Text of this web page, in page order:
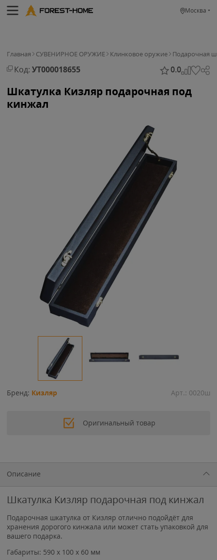
Москва
Главная СУВЕНИРНОЕ ОРУЖИЕ Клинковое оружие Подарочная
Код: УТ000018655 0.0
Шкатулка Кизляр подарочная под
кинжал
Бренд: Кизляр Арт.: 0020ш
Оригинальный товар
Описание
Шкатулка Кизляр подарочная под кинжал
Подарочная шкатулка от Кизляр отлично подойдёт для
хранения дорогого кинжала или может стать упаковкой для
вашего подарка.
Габариты: 590 х 100 х 60 мм